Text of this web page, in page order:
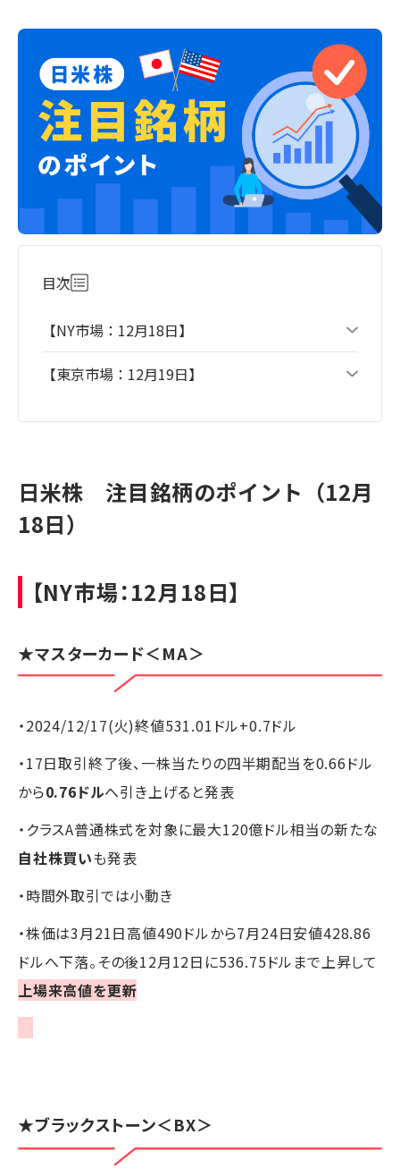
目次
【NY市場：12月18日】
【東京市場：12月19日】
日米株 注目銘柄のポイント（12月
18日）
【NY市場：12月18日】
★マスターカード＜MA＞
・2024/12/17(火)終値531.01ドル+0.7ドル
・17日取引終了後、一株当たりの四半期配当を0.66ドル
から0.76ドルへ引き上げると発表
・クラスA普通株式を対象に最大120億ドル相当の新たな
自社株買いも発表
・時間外取引では小動き
・株価は3月21日高値490ドルから7月24日安値428.86
ドルへ下落。その後12月12日に536.75ドルまで上昇して
上場来高値を更新
★ブラックストーン＜BX＞